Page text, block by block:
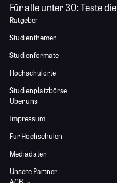
Für alle unter 30:Teste die
Ratgeber
Studienthemen
Studienformate
Hochschulorte
Studienplatzbörse
Über uns
Impressum
Für Hochschulen
Mediadaten
Unsere Partner